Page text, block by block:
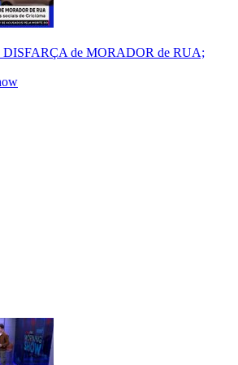
DISFARÇA de MORADOR de RUA;